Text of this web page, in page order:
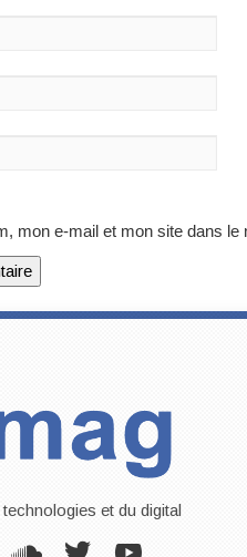
mon e-mail et mon site dans
et du digital